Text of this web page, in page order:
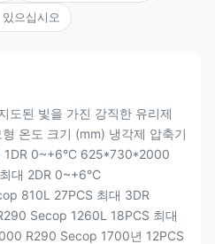
으십시오
도된 빛을 가진 강직한 유리제
온도 크기 (mm) 냉각제 압축기
1DR 0~+6°C 625*730*2000
대 2DR 0~+6°C
810L 27PCS 최대 3DR
Secop 1260L 18PCS 최대
R290 Secop 1700년 12PCS